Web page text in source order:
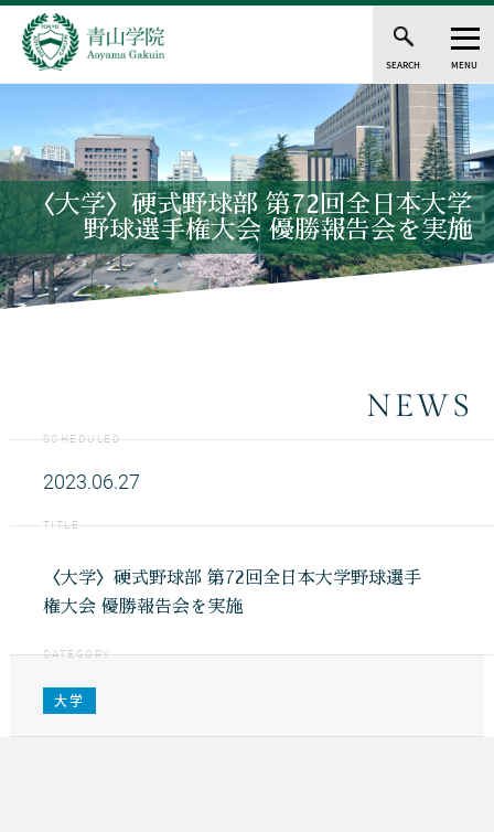
SEARCH MENU
〈大学〉硬式野球部 第72回全日本大学
野球選手権大会 優勝報告会を実施
NEWS
SCHEDULED
2023.06.27
TITLE
〈大学〉硬式野球部 第72回全日本大学野球選手
権大会 優勝報告会を実施
CATEGORY
大学